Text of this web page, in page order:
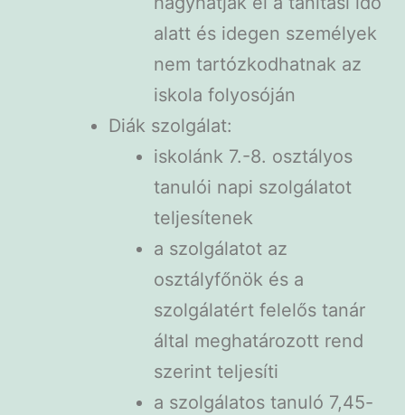
alatt és idegen személyek
nem tartózkodhatnak az
iskola folyosóján
Diák szolgálat:
iskolánk 7.-8. osztályos
tanulói napi szolgálatot
teljesítenek
a szolgálatot az
osztályfőnök és a
szolgálatért felelős tanár
által meghatározott rend
szerint teljesíti
a szolgálatos tanuló 7,45-